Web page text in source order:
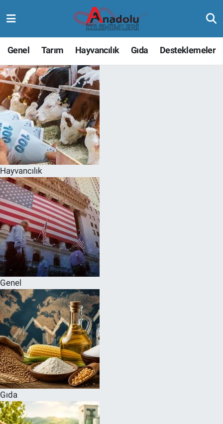
Genel Tarım Hayvancılık Gıda Desteklemeler
Hayvancılık
Genel
Gıda